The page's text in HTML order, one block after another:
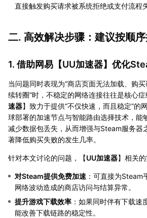
直接触发购买请求被系统拒绝或支付流程
二. 高效解决步骤：建议按顺
1. 借助网易【UU加速器】优化
当问题同时表现为“商店页面无法加载、购
续转圈”时，不稳定的网络连接往往是核心
速器】致力于提供“不仅快速，而且稳定”的
球部署的加速节点与智能路由选择技术，能
减少数据包丢失，从而增强与Steam服务器
著降低购买失败的发生几率。
针对本文讨论的问题，【UU加速器】相关
对Steam提供免费加速 ：可直接为Steam
网络波动造成的商店访问与结算异常。
提升游戏下载效率 ：如果同时伴有下载速
能改善下载链路的稳定性。